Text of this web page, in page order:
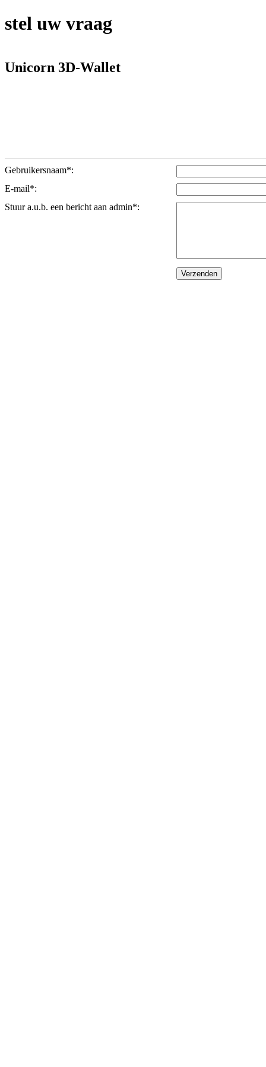
stel uw vraag
Unicorn 3D-Wallet
Gebruikersnaam*:
E-mail*:
Stuur a.u.b. een bericht aan admin*: